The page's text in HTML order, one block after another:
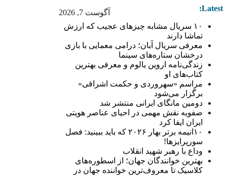
آگوست 7, 2026 Latest:
۱۰ سریال مشابه چیزهای عجیب که ارزش
تماشا دارند
معرفی سریال آبان؛ درامی معمایی با بازی
درخشان ستاره‌های سینما
زندگی‌نامه اروین یالوم و معرفی بهترین
کتاب‌های او
مراسم «سهروردی و حکمت اشراقی»
برگزار می‌شود
دومین مانگای ایرانی منتشر شد
صفویه نقش مهمی در احیای عناصر هویتی
ایران ایفا کرد
۱۰انیمه برتر بهار ۲۰۲۶ که باید ببینید: فصل
سورپرایزها!
وداع با رهبر شهید انقلاب
بهترین خوانندگان جهان؛ از اسطوره‌های
کلاسیک تا معروف‌ترین خواننده جهان در